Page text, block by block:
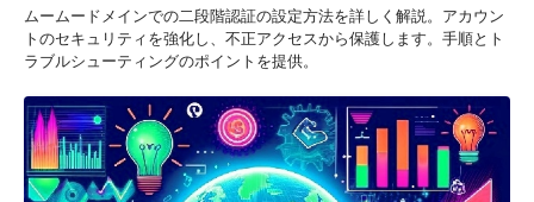
ムームードメインでの二段階認証の設定方法を詳しく解説。アカウン
トのセキュリティを強化し、不正アクセスから保護します。手順とト
ラブルシューティングのポイントを提供。